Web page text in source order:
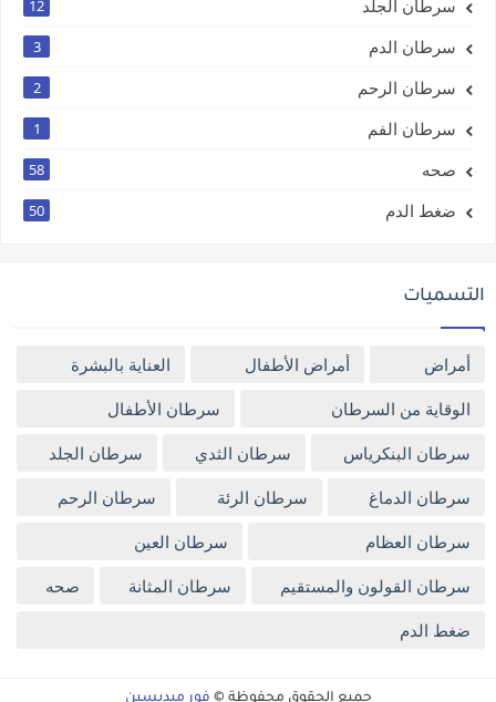
سرطان الجلد 12
سرطان الدم 3
سرطان الرحم 2
سرطان الفم 1
صحه 58
ضغط الدم 50
التسميات
أمراض أمراض الأطفال
العناية بالبشرة
الوقاية من السرطان
سرطان الأطفال
سرطان البنكرياس
سرطان الثدي
سرطان الجلد
سرطان الدماغ
سرطان الرئة
سرطان الرحم
سرطان العظام
سرطان العين
سرطان القولون والمستقيم
سرطان المثانة
صحه
ضغط الدم